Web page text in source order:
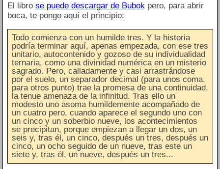
El libro se puede descargar de Bubok pero, para abrir
boca, te pongo aquí el principio:
Todo comienza con un humilde tres. Y la historia
podría terminar aquí, apenas empezada, con ese tres
unitario, autocontenido y gozoso de su individualidad
ternaria, como una divinidad numérica en un misterio
sagrado. Pero, calladamente y casi arrastrándose
por el suelo, un separador decimal (para unos coma,
para otros punto) trae la promesa de una continuidad,
la tenue amenaza de la infinitud. Tras ello un
modesto uno asoma humildemente acompañado de
un cuatro pero, cuando aparece el segundo uno con
un cinco y un soberbio nueve, los acontecimientos
se precipitan, porque empiezan a llegar un dos, un
seis y, tras él, un cinco, después un tres, después un
cinco, un ocho seguido de un nueve, tras este un
siete y, tras él, un nueve, después un tres...